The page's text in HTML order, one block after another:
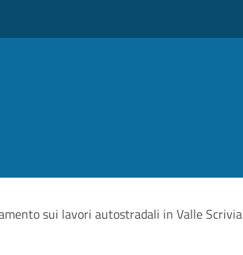
sui lavori autostradali in Valle Scrivia